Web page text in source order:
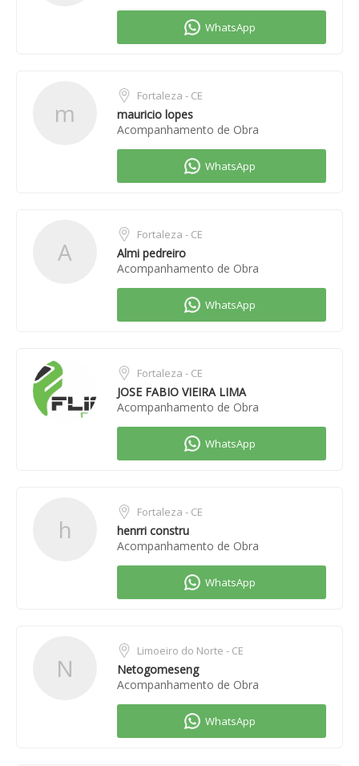
m
Fortaleza - CE
mauricio lopes
Acompanhamento de Obra
A
Fortaleza - CE
Almi pedreiro
Acompanhamento de Obra
Fortaleza - CE
JOSE FABIO VIEIRA LIMA
Acompanhamento de Obra
h
Fortaleza - CE
henrri constru
Acompanhamento de Obra
N
Limoeiro do Norte - CE
Netogomeseng
Acompanhamento de Obra